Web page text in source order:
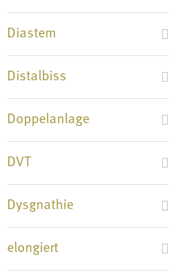
Diastem
Distalbiss
Doppelanlage
DVT
Dysgnathie
elongiert